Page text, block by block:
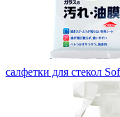
салфетки для стекол